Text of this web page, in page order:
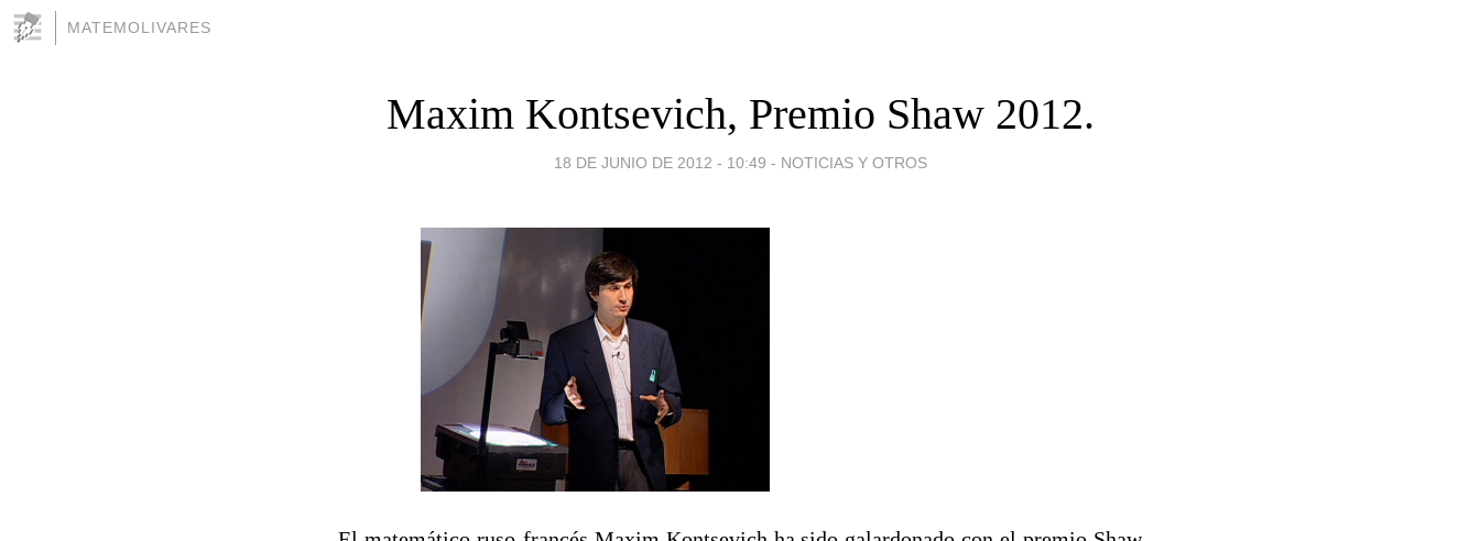
MATEMOLIVARES
Maxim Kontsevich, Premio Shaw 2012.
18 DE JUNIO DE 2012 - 10:49 - NOTICIAS Y OTROS